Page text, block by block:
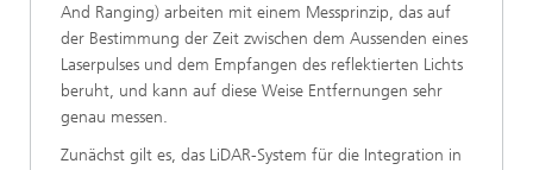
And Ranging) arbeiten mit einem Messprinzip, das auf
der Bestimmung der Zeit zwischen dem Aussenden eines
Laserpulses und dem Empfangen des reflektierten Lichts
beruht, und kann auf diese Weise Entfernungen sehr
genau messen.
Zunächst gilt es, das LiDAR-System für die Integration in